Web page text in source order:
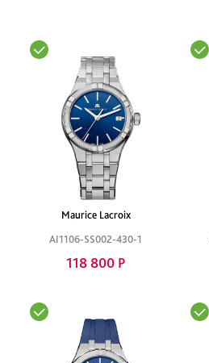
Maurice Lacroix
AI1106-SS002-430-1
118 800 Р